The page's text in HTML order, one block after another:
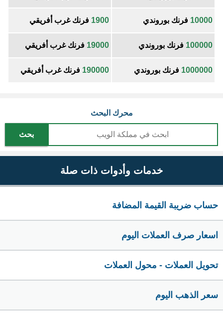
10000 فرنك بوروندي 1900 فرنك غرب أفريقي
100000 فرنك بوروندي 19000 فرنك غرب أفريقي
1000000 فرنك بوروندي 190000 فرنك غرب أفريقي
محرك البحث
بحث
خدمات وأدوات ذات صلة
حساب ضريبة القيمة المضافة
اسعار صرف العملات اليوم
تحويل العملات - محول العملات
سعر الذهب اليوم